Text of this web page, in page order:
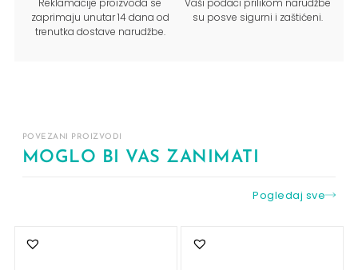
zaprimaju unutar 14 dana od
trenutka dostave narudžbe.
su posve sigurni i zaštićeni.
POVEZANI PROIZVODI
MOGLO BI VAS ZANIMATI
Pogledaj sve